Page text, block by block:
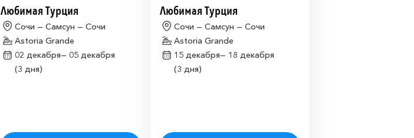
Любимая Турция
Сочи — Самсун — Сочи
Astoria Grande
02 декабря— 05 декабря
(3 дня)
Любимая Турция
Сочи — Самсун — Сочи
Astoria Grande
15 декабря— 18 декабря
(3 дня)